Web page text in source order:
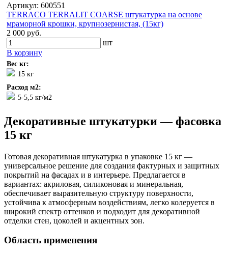
Артикул: 600551
TERRACO TERRALIT COARSE штукатурка на основе
мраморной крошки, крупнозернистая, (15кг)
2 000 руб.
шт
В корзину
Вес кг:
15 кг
Расход м2:
5-5,5 кг/м2
Декоративные штукатурки — фасовка
15 кг
Готовая декоративная штукатурка в упаковке 15 кг —
универсальное решение для создания фактурных и защитных
покрытий на фасадах и в интерьере. Предлагается в
вариантах: акриловая, силиконовая и минеральная,
обеспечивает выразительную структуру поверхности,
устойчива к атмосферным воздействиям, легко колеруется в
широкий спектр оттенков и подходит для декоративной
отделки стен, цоколей и акцентных зон.
Область применения